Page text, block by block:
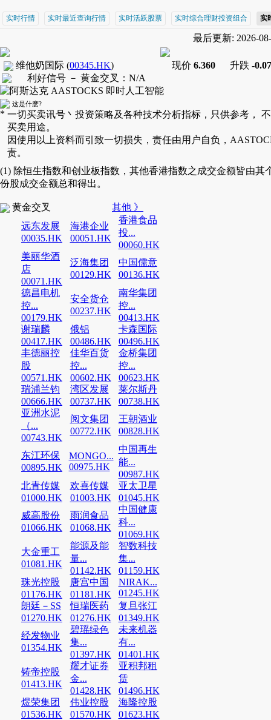
实时行情 实时最近查询行情 实时活跃股票 实时综合理财投资组合 实
最后更新: 2026-
维他奶国际 (00345.HK) 现价 6.360 升跌 -
利好信号 － 黄金交叉 ： N/A
这是什麽?
* 一切买卖讯号丶投资策略及各种技术分析指标，只供参考，
买卖用途。
因使用以上资料而引致一切损失，责任由用户自负，
责。
(1) 除恒生指数和创业板指数，其他香港指数之成交金额皆由其
份股成交金额总和得出。
黄金交叉
其他 》
远东发展
00035.HK
海港企业
00051.HK
香港食品
投...
00060.HK
美丽华酒
店
00071.HK
泛海集团
00129.HK
中国儒意
00136.HK
德昌电机
控...
00179.HK
安全货仓
00237.HK
南华集团
控...
00413.HK
谢瑞麟
00417.HK
俄铝
00486.HK
卡森国际
00496.HK
丰德丽控
股
00571.HK
佳华百货
控...
00602.HK
金桥集团
控...
00623.HK
瑞浦兰钧
00666.HK
湾区发展
00737.HK
莱尔斯丹
00738.HK
亚洲水泥
（...
00743.HK
阅文集团
00772.HK
王朝酒业
00828.HK
东江环保
00895.HK
MONGO...
00975.HK
中国再生
能...
00987.HK
北青传媒
01000.HK
欢喜传媒
01003.HK
亚太卫星
01045.HK
威高股份
01066.HK
雨润食品
01068.HK
中国健康
科...
01069.HK
大金重工
01081.HK
能源及能
量...
01142.HK
智数科技
集...
01159.HK
珠光控股
01176.HK
唐宫中国
01181.HK
NIRAK...
01245.HK
朗廷－SS
01270.HK
恒瑞医药
01276.HK
复旦张江
01349.HK
经发物业
01354.HK
碧瑶绿色
集...
01397.HK
未来机器
有...
01401.HK
铸帝控股
01413.HK
耀才证券
金...
01428.HK
亚积邦租
赁
01496.HK
煜荣集团
01536.HK
伟业控股
01570.HK
海隆控股
01623.HK